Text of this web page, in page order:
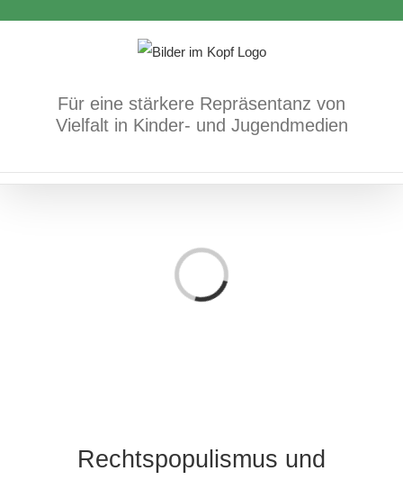
Für eine stärkere Repräsentanz von
Vielfalt in Kinder- und Jugendmedien
Loading...
Rechtspopulismus und